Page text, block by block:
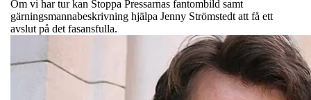
Om vi har tur kan Stoppa Pressarnas fantombild samt
gärningsmannabeskrivning hjälpa Jenny Strömstedt att få ett
avslut på det fasansfulla.